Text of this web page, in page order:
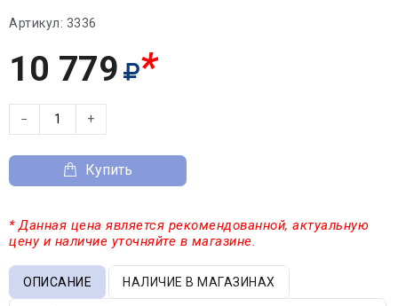
Артикул: 3336
10 779 *
− +
Купить
* Данная цена является рекомендованной, актуальную
цену и наличие уточняйте в магазине.
ОПИСАНИЕ НАЛИЧИЕ В МАГАЗИНАХ